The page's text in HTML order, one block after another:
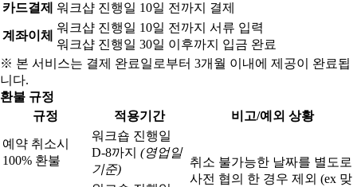
카드결제 워크샵 진행일 10일 전까지 결제
계좌이체
워크샵 진행일 10일 전까지 서류 입력
워크샵 진행일 30일 이후까지 입금 완료
※ 본 서비스는 결제 완료일로부터 3개월 이내에 제공이 완료됩
니다.
환불 규정
규정
적용기간 비고/예외 상황
예약 취소시
100% 환불
워크숍 진행일
D-8까지 (영업일
기준)
취소 불가능한 날짜를 별도로
사전 협의 한 경우 제외 (ex 맞